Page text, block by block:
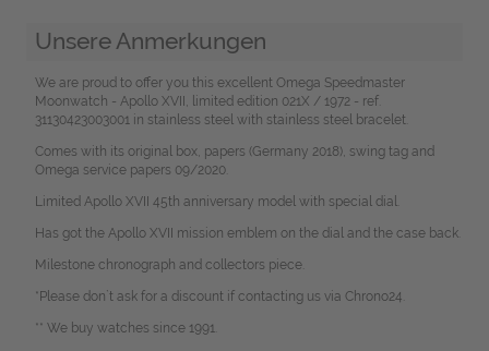
Unsere Anmerkungen
We are proud to offer you this excellent Omega Speedmaster
Moonwatch - Apollo XVII, limited edition 021X / 1972 - ref.
31130423003001 in stainless steel with stainless steel bracelet.
Comes with its original box, papers (Germany 2018), swing tag and
Omega service papers 09/2020.
Limited Apollo XVII 45th anniversary model with special dial.
Has got the Apollo XVII mission emblem on the dial and the case back.
Milestone chronograph and collectors piece.
*Please don`t ask for a discount if contacting us via Chrono24.
** We buy watches since 1991.